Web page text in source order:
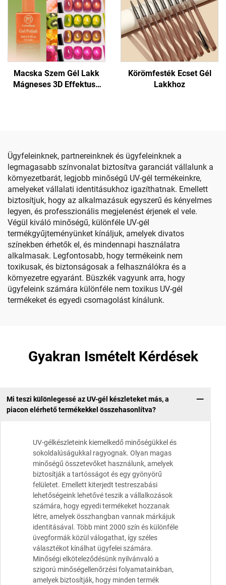
Macska Szem Gél Lakk
Mágneses 3D Effektusú
Körömfesték Ecset Gél
Lakkhoz
Ügyfeleinknek, partnereinknek és ügyfeleinknek a
legmagasabb színvonalat biztosítva garanciát vállalunk a
környezetbarát, legjobb minőségű UV-gél termékeinkre,
amelyeket vállalati identitásukhoz igazíthatnak. Emellett
biztosítjuk, hogy az alkalmazásuk egyszerű és kényelmes
legyen, és professzionális megjelenést érjenek el vele.
Végül kiváló minőségű, különféle UV-gél
termékgyűjteményünket kínáljuk, amelyek divatos
színekben érhetők el, és mindennapi használatra
alkalmasak. Legfontosabb, hogy termékeink nem
toxikusak, és biztonságosak a felhasználókra és a
környezetre egyaránt. Büszkék vagyunk arra, hogy
ügyfeleink számára különféle nem toxikus UV-gél
termékeket és egyedi csomagolást kínálunk.
Gyakran Ismételt Kérdések
Mi teszi különlegessé az UV-gél készleteket más, a
piacon elérhető termékekkel összehasonlítva?
UV-gélkészleteink kiemelkedő minőségükkel és
sokoldalúságukkal ragyognak. Olyan magas
minőségű összetevőket használunk, amelyek
biztosítják a tartósságot és egy gyönyörű
felületet. Emellett kiterjedt testreszabási
lehetőségeink lehetővé teszik a vállalkozások
számára, hogy egyedi termékeket hozzanak
létre, amelyek összhangban vannak márkájuk
identitásával. Több mint 2000 szín és különféle
üvegformák közül válogathat, így széles
választékot kínálhat ügyfelei számára.
Minőségi elköteleződésünk nyilvánvaló a
szigorú minőségellenőrzési folyamatainkban,
amelyek biztosítják, hogy minden termék